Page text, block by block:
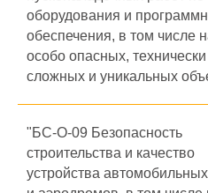
оборудования и
обеспечения, в том числе
особо опасных, технически
сложных и уникальных
"БС-О-09 Безопасность
строительства и качество
устройства